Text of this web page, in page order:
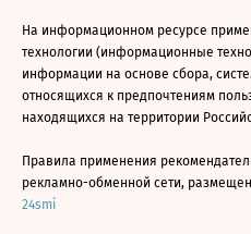
На информационном ресурсе
технологии (информационные
информации на основе сбора,
относящихся к предпочтениям
находящихся на территории
Правила применения
рекламно-обменной сети,
24smi